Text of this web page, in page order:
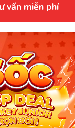
vấn miễn phí
hợp nhằm
đổi mà
vui lòng
hoặc liên
nắm bắt